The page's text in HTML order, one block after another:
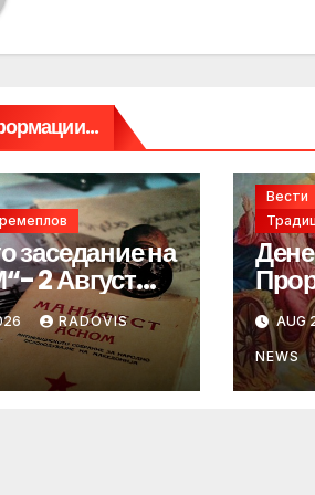
заседание на
2 Август
RADOVIS
Вести
AUG
NEWS